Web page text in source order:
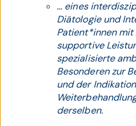
... eines
Diätologie und
Patient*innen mit
supportive
spezialisierte
Besonderen zur
und der
derselben.